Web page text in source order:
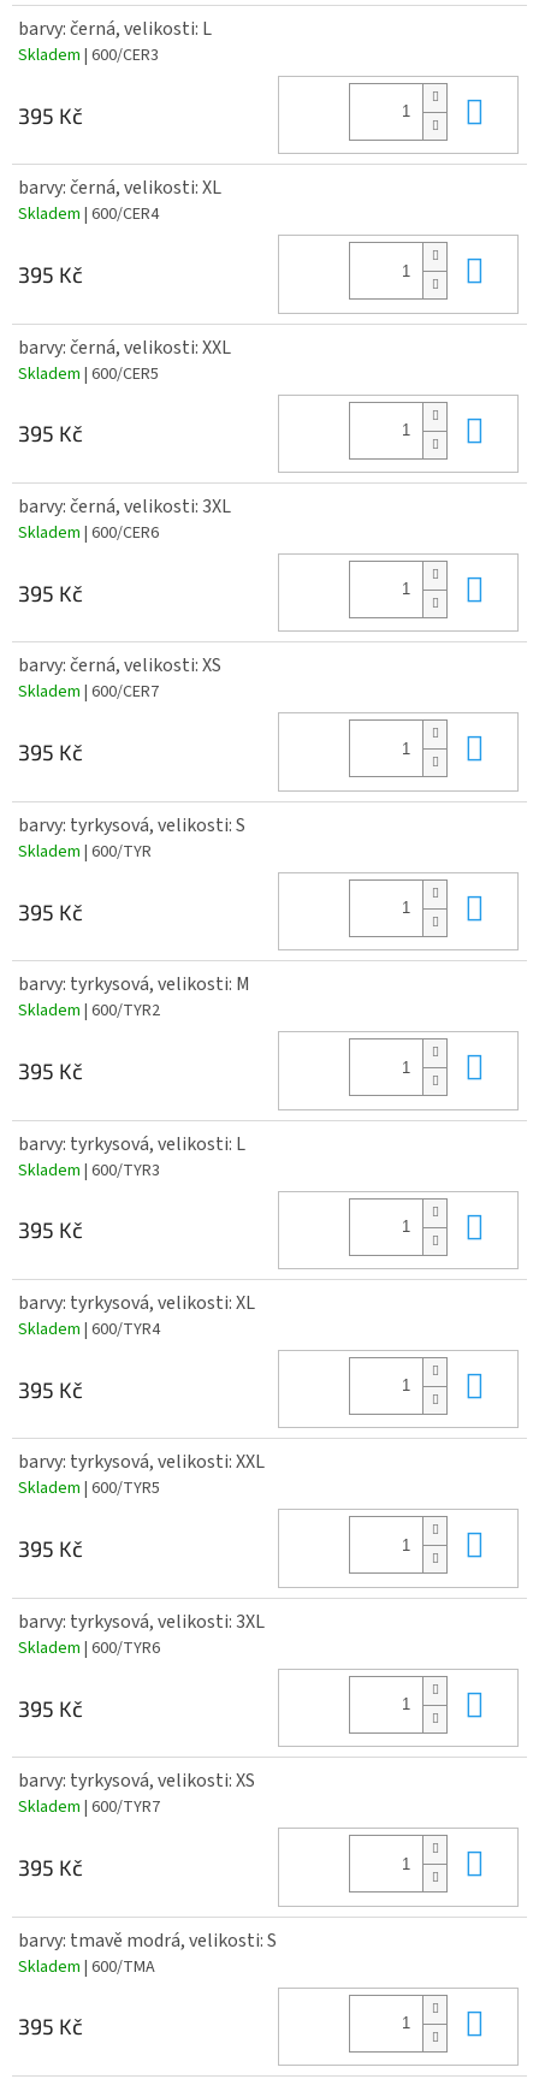
barvy: černá, velikosti: L
Skladem | 600/CER3
395 Kč
barvy: černá, velikosti: XL
Skladem | 600/CER4
395 Kč
barvy: černá, velikosti: XXL
Skladem | 600/CER5
395 Kč
barvy: černá, velikosti: 3XL
Skladem | 600/CER6
395 Kč
barvy: černá, velikosti: XS
Skladem | 600/CER7
395 Kč
barvy: tyrkysová, velikosti: S
Skladem | 600/TYR
395 Kč
barvy: tyrkysová, velikosti: M
Skladem | 600/TYR2
395 Kč
barvy: tyrkysová, velikosti: L
Skladem | 600/TYR3
395 Kč
barvy: tyrkysová, velikosti: XL
Skladem | 600/TYR4
395 Kč
barvy: tyrkysová, velikosti: XXL
Skladem | 600/TYR5
395 Kč
barvy: tyrkysová, velikosti: 3XL
Skladem | 600/TYR6
395 Kč
barvy: tyrkysová, velikosti: XS
Skladem | 600/TYR7
395 Kč
barvy: tmavě modrá, velikosti: S
Skladem | 600/TMA
395 Kč